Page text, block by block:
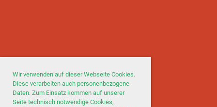
Wir verwenden auf dieser Webseite Cookies.
Diese verarbeiten auch personenbezogene
Daten. Zum Einsatz kommen auf unserer
Seite technisch notwendige Cookies,